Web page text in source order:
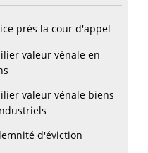
près la cour d'appel
valeur vénale en
valeur vénale biens
d'éviction